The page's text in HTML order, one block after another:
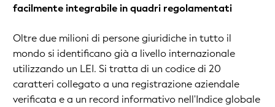
facilmente integrabile in quadri regolamentati
Oltre due milioni di persone giuridiche in tutto il
mondo si identificano già a livello internazionale
utilizzando un LEI. Si tratta di un codice di 20
caratteri collegato a una registrazione aziendale
verificata e a un record informativo nell'Indice globale